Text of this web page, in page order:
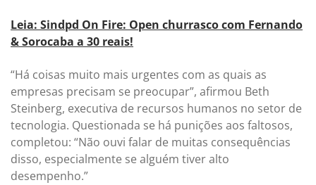
Leia: Sindpd On Fire: Open churrasco com Fernando
& Sorocaba a 30 reais!
“Há coisas muito mais urgentes com as quais as
empresas precisam se preocupar”, afirmou Beth
Steinberg, executiva de recursos humanos no setor de
tecnologia. Questionada se há punições aos faltosos,
completou: “Não ouvi falar de muitas consequências
disso, especialmente se alguém tiver alto
desempenho.”